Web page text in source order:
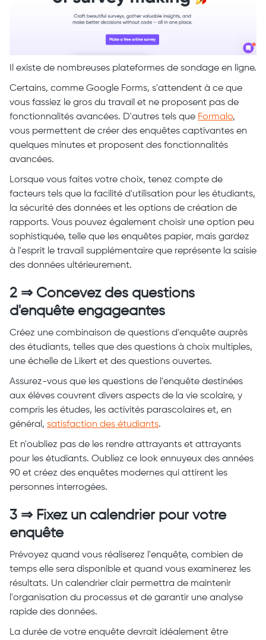
Il existe de nombreuses plateformes de sondage en ligne.
Certains, comme Google Forms, s'attendent à ce que
vous fassiez le gros du travail et ne proposent pas de
fonctionnalités avancées. D'autres tels que Formalo,
vous permettent de créer des enquêtes captivantes en
quelques minutes et proposent des fonctionnalités
avancées.
Lorsque vous faites votre choix, tenez compte de
facteurs tels que la facilité d'utilisation pour les étudiants,
la sécurité des données et les options de création de
rapports. Vous pouvez également choisir une option peu
sophistiquée, telle que les enquêtes papier, mais gardez
à l'esprit le travail supplémentaire que représente la saisie
des données ultérieurement.
2 ⇒ Concevez des questions
d'enquête engageantes
Créez une combinaison de questions d'enquête auprès
des étudiants, telles que des questions à choix multiples,
une échelle de Likert et des questions ouvertes.
Assurez-vous que les questions de l'enquête destinées
aux élèves couvrent divers aspects de la vie scolaire, y
compris les études, les activités parascolaires et, en
général, satisfaction des étudiants.
Et n'oubliez pas de les rendre attrayants et attrayants
pour les étudiants. Oubliez ce look ennuyeux des années
90 et créez des enquêtes modernes qui attirent les
personnes interrogées.
3 ⇒ Fixez un calendrier pour votre
enquête
Prévoyez quand vous réaliserez l'enquête, combien de
temps elle sera disponible et quand vous examinerez les
résultats. Un calendrier clair permettra de maintenir
l'organisation du processus et de garantir une analyse
rapide des données.
La durée de votre enquête devrait idéalement être